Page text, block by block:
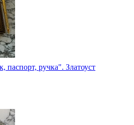
паспорт, ручка". Златоуст